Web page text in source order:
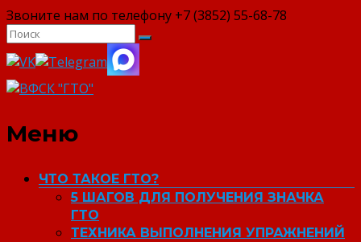
Звоните нам по телефону +7 (3852) 55-68-78
ВФСК "ГТО"
Меню
ЧТО ТАКОЕ ГТО?
5 ШАГОВ ДЛЯ ПОЛУЧЕНИЯ ЗНАЧКА
ГТО
ТЕХНИКА ВЫПОЛНЕНИЯ УПРАЖНЕНИЙ